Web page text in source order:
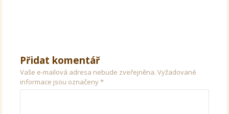
Přidat komentář
Vaše e-mailová adresa nebude zveřejněna. Vyžadované
informace jsou označeny*